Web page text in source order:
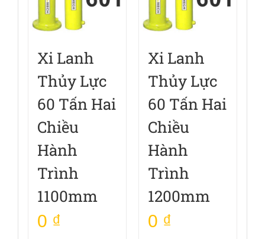
Xi Lanh
Thủy Lực
60 Tấn Hai
Chiều
Hành
Trình
1100mm
0 ₫
Xi Lanh
Thủy Lực
60 Tấn Hai
Chiều
Hành
Trình
1200mm
0 ₫